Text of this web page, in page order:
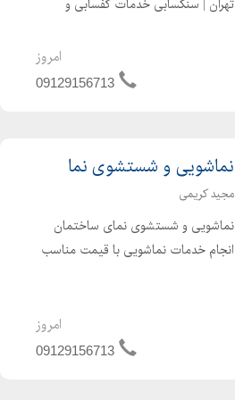
تهران | سنگسابی خدمات کفسابی و
: سنگ مرمر ، سنگ گرانیت ، سنگ گوهره
، سنگ دهبید ، کفسابی سرامیک ، بتن و
امروز
09129156713
نماشویی و شستشوی نما
مجید کریمی
نماشویی و شستشوی نمای ساختمان
انجام خدمات نماشویی با قیمت مناسب
امروز
09129156713